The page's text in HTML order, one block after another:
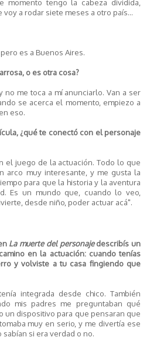
a rodar siete meses a otro país...
es a Buenos Aires.
o es otra cosa?
no me toca a mí anunciarlo. Van a ser
se acerca el momento, empiezo a
eso.
¿qué te conectó con el personaje
el juego de la actuación. Todo lo que
arco muy interesante, y me gusta la
para que la historia y la aventura
Es un mundo que, cuando lo veo,
desde niño, poder actuar acá".
La muerte del personajedescribís un
en la actuación: cuando tenías
y volviste a tu casa fingiendo que
integrada desde chico. También
mis padres me preguntaban qué
un dispositivo para que pensaran que
muy en serio, y me divertía ese
si era verdad o no.